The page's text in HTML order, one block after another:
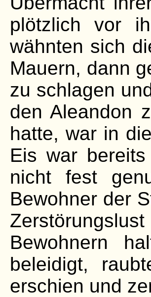
plötzlich vor
wähnten sich
Mauern, dann
zu schlagen
den Aleandon
hatte, war in
Eis war
nicht fest
Bewohner der
Bewohnern
beleidigt,
erschien und